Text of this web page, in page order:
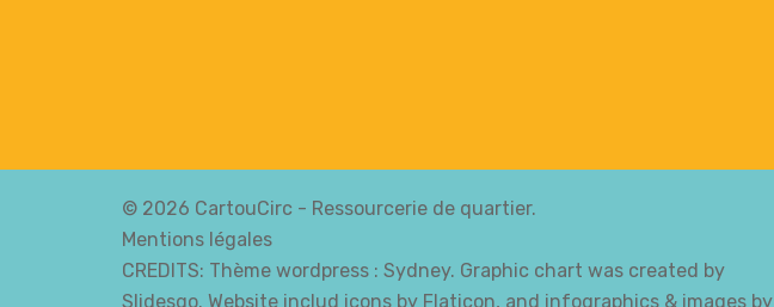
© 2026 CartouCirc - Ressourcerie de quartier.
Mentions légales
CREDITS: Thème wordpress : Sydney. Graphic chart was created by
Slidesgo. Website includ icons by Flaticon, and infographics & images by